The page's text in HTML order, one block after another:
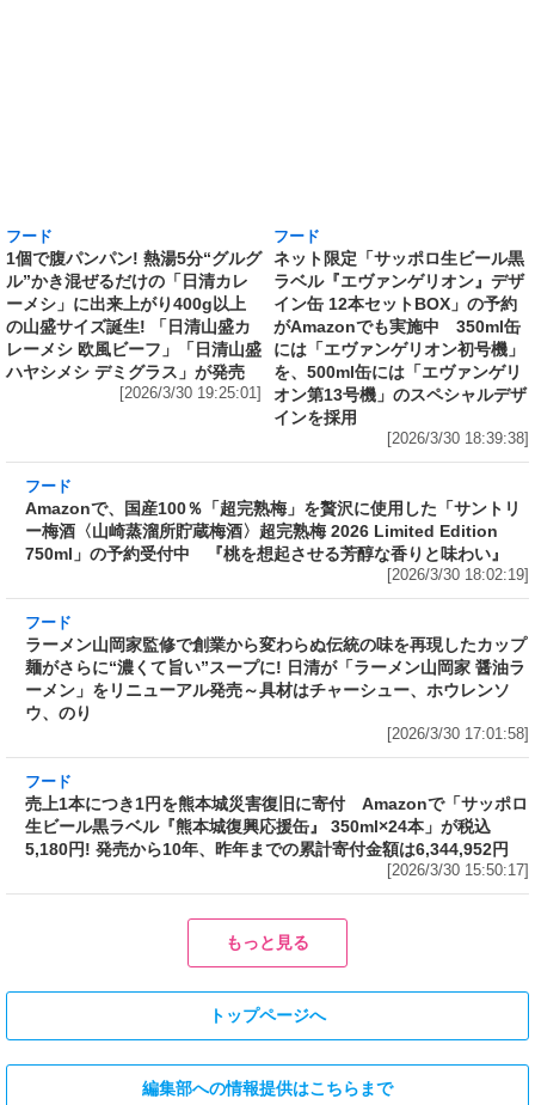
の山盛サイズ誕生! 「日清山盛カ
レーメシ 欧風ビーフ」「日清山盛
ハヤシメシ デミグラス」が発売
[2026/3/30 19:25:01]
がAmazonでも実施中 350ml缶
には「エヴァンゲリオン初号機」
を、500ml缶には「エヴァンゲリ
オン第13号機」のスペシャルデザ
インを採用
[2026/3/30 18:39:38]
Amazonで、国産100％「超完熟梅」を贅沢に使用した「サントリ
ー梅酒〈山崎蒸溜所貯蔵梅酒〉超完熟梅 2026 Limited Edition
750ml」の予約受付中 『桃を想起させる芳醇な香りと味わい』
フード
ラーメン山岡家監修で創業から変わらぬ伝統の味を再現したカップ
麺がさらに“濃くて旨い”スープに! 日清が「ラーメン山岡家 醤油ラ
ーメン」をリニューアル発売～具材はチャーシュー、ホウレンソ
ウ、のり
[2026/3/30 17:01:58]
フード
売上1本につき1円を熊本城災害復旧に寄付 Amazonで「サッポロ
生ビール黒ラベル『熊本城復興応援缶』 350ml×24本」が税込
5,180円! 発売から10年、昨年までの累計寄付金額は6,344,952円
フード
川料理! 日清食品が「カップヌー
発売～具材は謎肉、キャベツ、チ
フード
自慢のそばが食べ放題! 和食麺処
サガミが「晦日そば」を明日31日
や薬味などもついて税込2,200円!
熱湯5分でふっくら白ご飯! カレーや納豆、牛丼の具も余裕で入って
お皿いらずの新提案! 「日清ふっくら釜炊き ごはん」が本日30日